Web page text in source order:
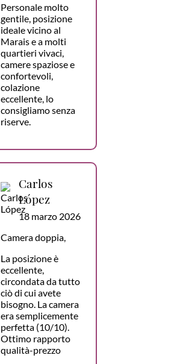
Personale molto
gentile, posizione
ideale vicino al
Marais e a molti
quartieri vivaci,
camere spaziose e
confortevoli,
colazione
eccellente, lo
consigliamo senza
riserve.
Carlos
López
18 marzo 2026
Camera doppia,
La posizione è
eccellente,
circondata da tutto
ciò di cui avete
bisogno. La camera
era semplicemente
perfetta (10/10).
Ottimo rapporto
qualità-prezzo